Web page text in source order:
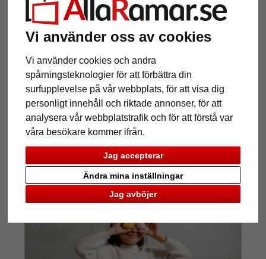
Vi använder oss av cookies
Vi använder cookies och andra
spårningsteknologier för att förbättra din
surfupplevelse på vår webbplats, för att visa dig
personligt innehåll och riktade annonser, för att
analysera vår webbplatstrafik och för att förstå var
våra besökare kommer ifrån.
Jag accepterar
Jag avböjer
Ändra mina inställningar
Skapa originella inredningsdetaljer med
Unibox – 4 enkla idéer att göra själv